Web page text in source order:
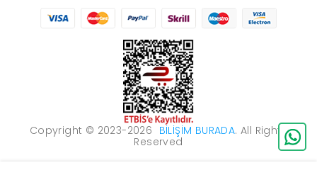
Copyright © 2023-2026 BILIŞIM BURADA. All Rights
Reserved